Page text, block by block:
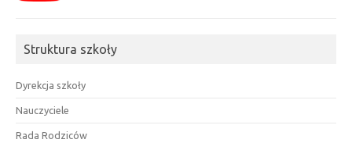
Struktura szkoły
Dyrekcja szkoły
Nauczyciele
Rada Rodziców